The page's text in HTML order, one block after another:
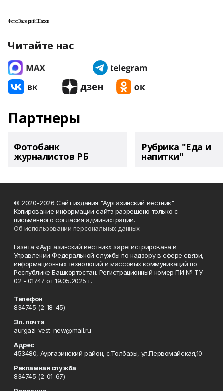
Фото: Валерий Шахов
Читайте нас
Партнеры
Фотобанк
журналистов РБ
Рубрика "Еда и
напитки"
© 2020-2026 Сайт издания "Аургазинский вестник"
Копирование информации сайта разрешено только с
письменного согласия администрации.
Об использовании персональных данных
Газета «Аургазинский вестник» зарегистрирована в
Управлении Федеральной службы по надзору в сфере связи,
информационных технологий и массовых коммуникаций по
Республике Башкортостан. Регистрационный номер ПИ № ТУ
02 - 01747 от 19.05.2025 г.
Телефон
834745 (2-18-45)
Эл. почта
aurgazi_vest_new@mail.ru
Адрес
453480, Аургазинский район, с.Толбазы, ул.Первомайская,10
Рекламная служба
834745 (2-01-67)